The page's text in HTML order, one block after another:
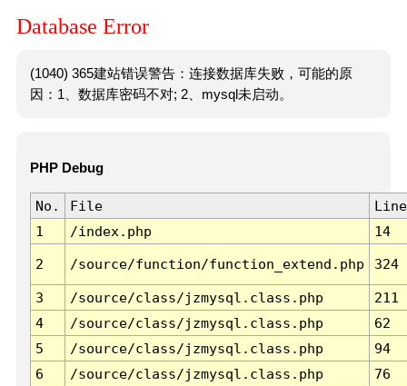
Database Error
(1040) 365建站错误警告：连接数据库失败，可能的原
因：1、数据库密码不对; 2、mysql未启动。
PHP Debug
No. File
Line
1
/index.php 14
2 /source/function/function_extend.php 324
3 /source/class/jzmysql.class.php
211
4
/source/class/jzmysql.class.php
62
5
/source/class/jzmysql.class.php
94
6
/source/class/jzmysql.class.php 76